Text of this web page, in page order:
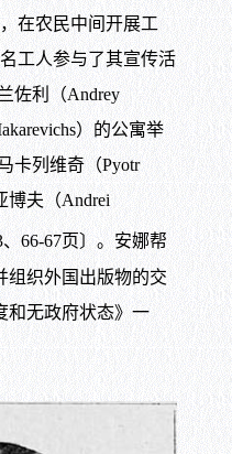
在农民中间开展工
工人参与了其宣传活
佐利（Andrey
）的公寓举
卡列维奇（Pyotr
博夫（Andrei
66-67页〕。安娜帮
组织外国出版物的交
和无政府状态》一